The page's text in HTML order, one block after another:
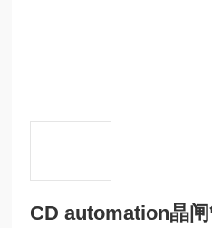
CD automation晶